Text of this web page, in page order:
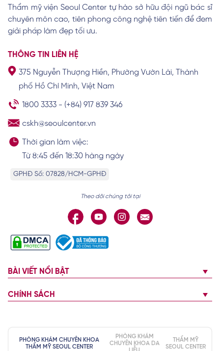
Xem chi tiết
Phân tích giải phẫu tầng mặt giữa (các
Thẩm mỹ viện Seoul Center tự hào sở hữu đội ngũ bác sĩ
chuyên môn cao, tiên phong công nghệ tiên tiến để đem
giải pháp làm đẹp tối ưu.
THÔNG TIN LIÊN HỆ
375 Nguyễn Thượng Hiền, Phường Vườn Lài, Thành
phố Hồ Chí Minh, Việt Nam
1800 3333 - (+84) 917 839 346
cskh@seoulcenter.vn
Thời gian làm việc:
Từ 8:45 đến 18:30 hàng ngày
GPHĐ Số: 07828/HCM-GPHĐ
Theo dõi chúng tôi tại
BÀI VIẾT NỔI BẬT
CHÍNH SÁCH
PHÒNG KHÁM CHUYÊN KHOA
THẨM MỸ SEOUL CENTER
PHÒNG KHÁM
CHUYÊN KHOA DA
THẨM MỸ
SEOUL CENTER